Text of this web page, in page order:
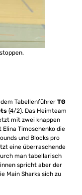
Tabellenführer TG
(4/2). Das Heimteam
mit zwei knappen
Timoschenko die
und Blocks pro
eine überraschende
man tabellarisch
spricht aber der
Main Sharks sich zu